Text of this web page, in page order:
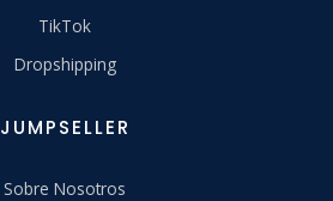
TikTok
Dropshipping
JUMPSELLER
Sobre Nosotros